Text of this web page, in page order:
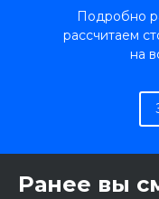
Подробно
рассчитаем
на
Ранее вы